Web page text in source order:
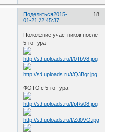
Поделиться 18
2015-
01-21 22:45:37
Положение участников после
5-го тура
ФОТО с 5-го тура